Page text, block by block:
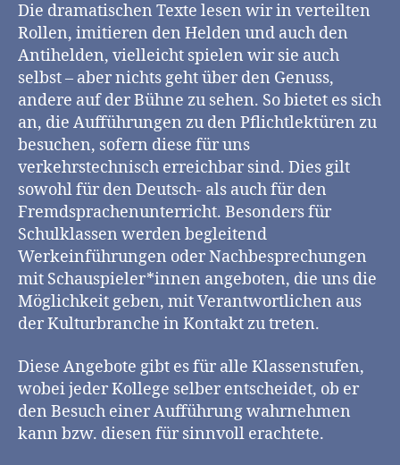
Die dramatischen Texte lesen wir in verteilten
Rollen, imitieren den Helden und auch den
Antihelden, vielleicht spielen wir sie auch
selbst – aber nichts geht über den Genuss,
andere auf der Bühne zu sehen. So bietet es sich
an, die Aufführungen zu den Pflichtlektüren zu
besuchen, sofern diese für uns
verkehrstechnisch erreichbar sind. Dies gilt
sowohl für den Deutsch- als auch für den
Fremdsprachenunterricht. Besonders für
Schulklassen werden begleitend
Werkeinführungen oder Nachbesprechungen
mit Schauspieler*innen angeboten, die uns die
Möglichkeit geben, mit Verantwortlichen aus
der Kulturbranche in Kontakt zu treten.
Diese Angebote gibt es für alle Klassenstufen,
wobei jeder Kollege selber entscheidet, ob er
den Besuch einer Aufführung wahrnehmen
kann bzw. diesen für sinnvoll erachtete.